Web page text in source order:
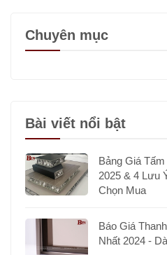
Chuyên mục
Bài viết nổi bật
Bảng Giá
2025 & 4 Lưu
Chọn Mua
Báo Giá
Nhất 2024 -